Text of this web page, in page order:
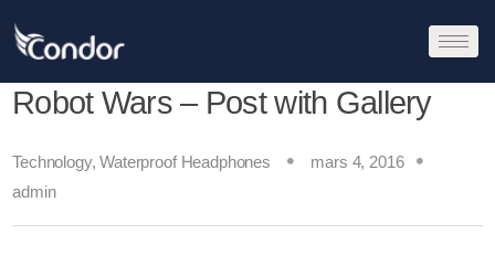
Robot Wars – Post with Gallery
Technology,Waterproof Headphones
mars 4, 2016
admin